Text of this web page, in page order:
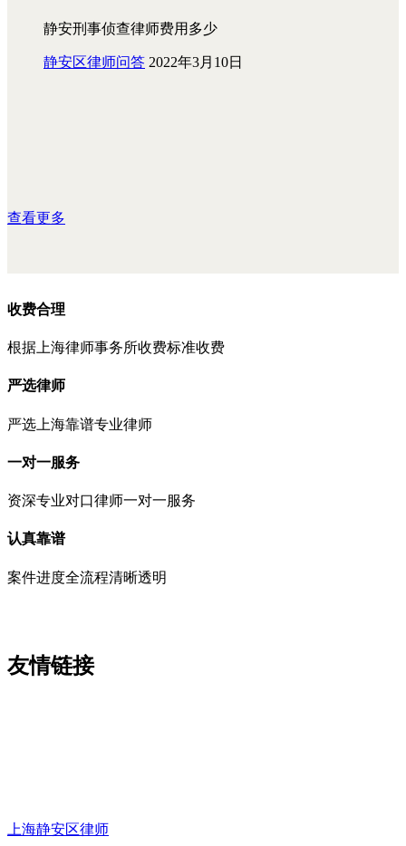
静安刑事侦查律师费用多少
静安区律师问答 2022年3月10日
查看更多
收费合理
根据上海律师事务所收费标准收费
严选律师
严选上海靠谱专业律师
一对一服务
资深专业对口律师一对一服务
认真靠谱
案件进度全流程清晰透明
友情链接
上海静安区律师